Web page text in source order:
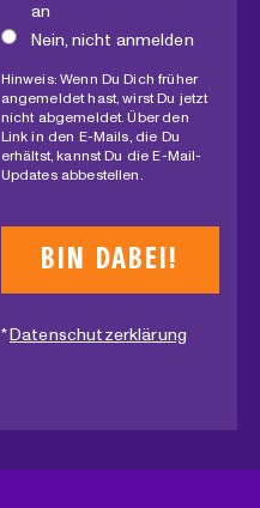
an
Nein, nicht anmelden
Hinweis: Wenn Du Dich früher
angemeldet hast, wirst Du jetzt
nicht abgemeldet. Über den
Link in den E-Mails, die Du
erhältst, kannst Du die E-Mail-
Updates abbestellen.
*Datenschutzerklärung